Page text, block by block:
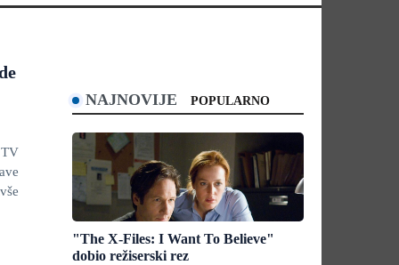
NAJNOVIJE POPULARNO
"The X-Files: I Want To Believe"
dobio režiserski rez